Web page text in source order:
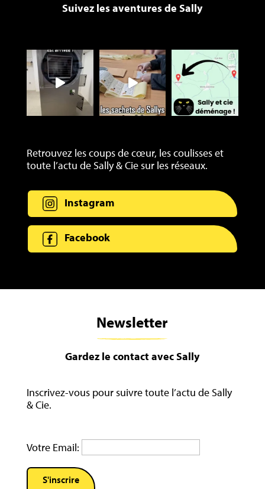
Suivez les aventures de Sally
Retrouvez les coups de cœur, les coulisses et
toute l’actu de Sally & Cie sur les réseaux.
Instagram
Facebook
Newsletter
Gardez le contact avec Sally
Inscrivez-vous pour suivre toute l’actu de Sally
& Cie.
Votre Email: